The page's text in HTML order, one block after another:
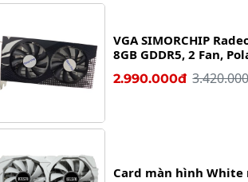
VGA SIMORCHIP
8GB GDDR5, 2 Fan,
2.990.000đ
Card màn hình White